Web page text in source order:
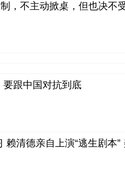
，不主动掀桌，但也决不
跟中国对抗到底
赖清德亲自上演“逃生剧本”